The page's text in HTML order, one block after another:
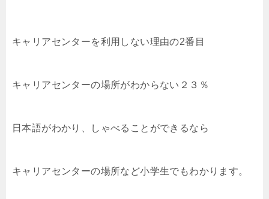
キャリアセンターを利用しない理由の2番目
キャリアセンターの場所がわからない２３％
日本語がわかり、しゃべることができるなら
キャリアセンターの場所など小学生でもわかります。